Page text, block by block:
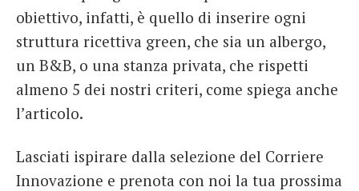
obiettivo, infatti, è quello di inserire ogni
struttura ricettiva green, che sia un albergo,
un B&B, o una stanza privata, che rispetti
almeno 5 dei nostri criteri, come spiega anche
l’articolo.
Lasciati ispirare dalla selezione del Corriere
Innovazione e prenota con noi la tua prossima